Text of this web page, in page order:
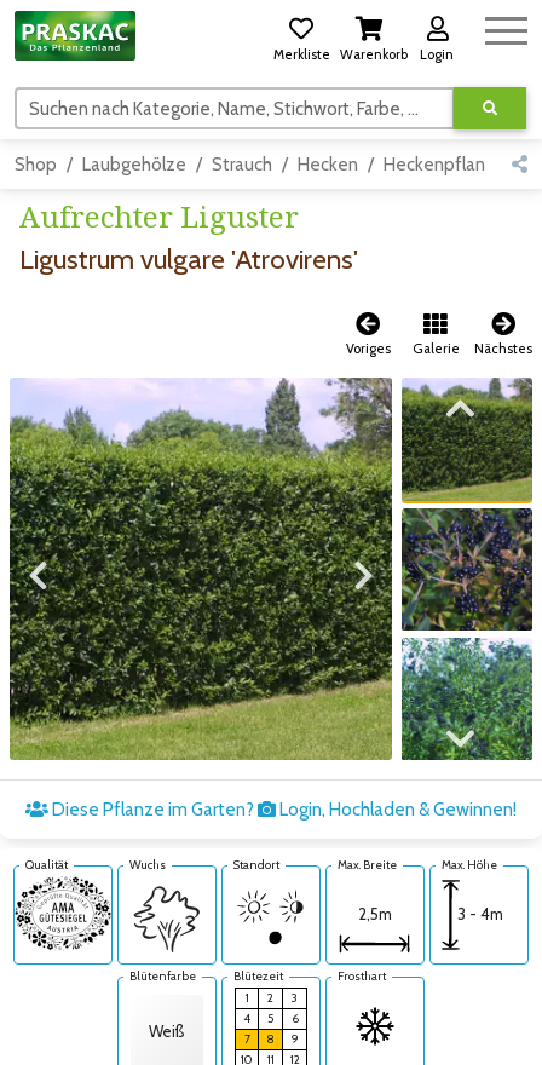
Merkliste Warenkorb Login
Suchen nach Kategorie, Name, Stichwort, Farbe, usw.
Shop Laubgehölze Strauch Hecken Heckenpflanzen
Aufrechter Liguster
Ligustrum vulgare 'Atrovirens'
Voriges Galerie Nächstes
Zum vorigen Bild Zum nächsten Bild
Zum vorigen Bild
Zum nächsten Bild
Diese Pflanze im Garten? Login, Hochladen & Gewinnen!
Qualität Wuchs Standort Max. Breite
2,5m
Max. Höhe
3 - 4m
Blütenfarbe
Weiß
Blütezeit
1
2
3
4
5
6
7
8
9
10
11 12
Frosthart